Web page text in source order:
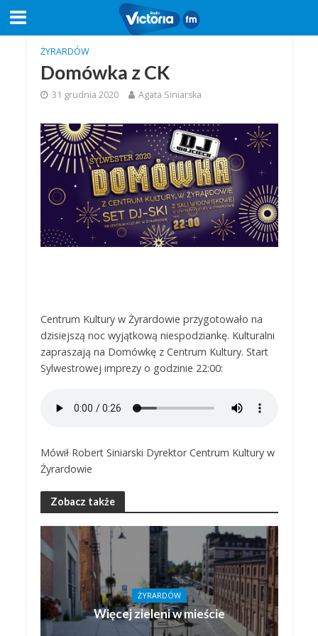
ŻYRARDÓW
Domówka z CK
31 grudnia 2020 Agata Siniarska
Centrum Kultury w Żyrardowie przygotowało na
dzisiejszą noc wyjątkową niespodziankę. Kulturalni
zapraszają na Domówkę z Centrum Kultury. Start
Sylwestrowej imprezy o godzinie 22:00:
Mówił Robert Siniarski Dyrektor Centrum Kultury w
Żyrardowie
Zobacz także
ŻYRARDÓW
Więcej zieleni w mieście